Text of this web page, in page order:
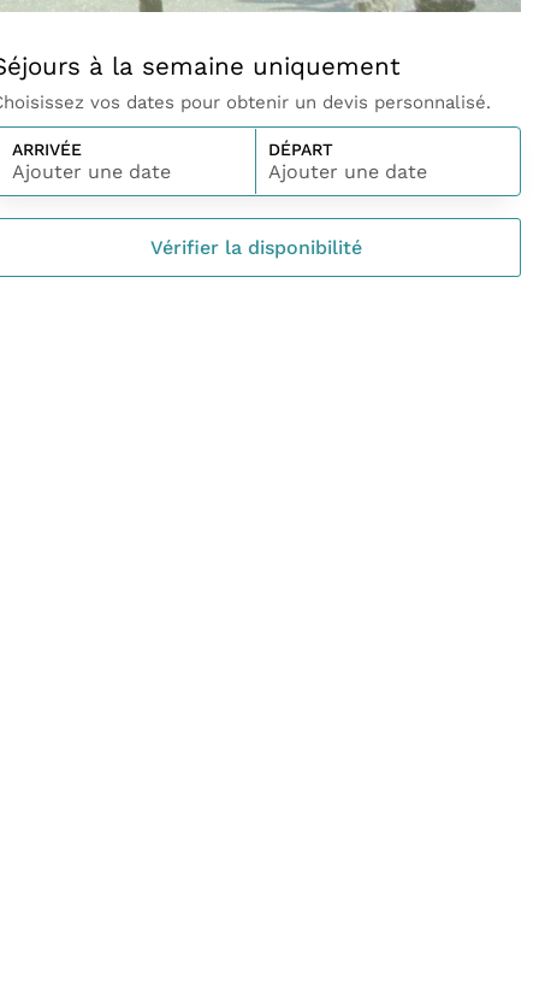
à la semaine uniquement
vos dates pour obtenir un devis personnalisé.
ARRIVÉE
Ajouter une date
DÉPART
Ajouter une date
Vérifier la disponibilité